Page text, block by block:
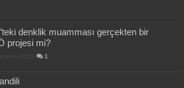
denklik muamması gerçekten bir
projesi mi?
1